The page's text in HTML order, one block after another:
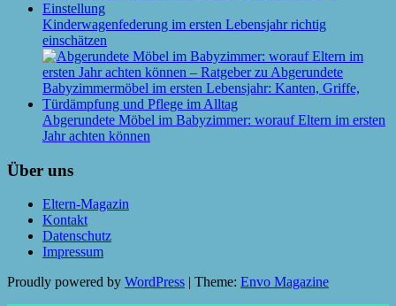
Kinderwagenfederung im ersten Lebensjahr richtig
einschätzen
Abgerundete Möbel im Babyzimmer: worauf Eltern im ersten
Jahr achten können
Über uns
Eltern-Magazin
Kontakt
Datenschutz
Impressum
Proudly powered by WordPress | Theme: Envo Magazine